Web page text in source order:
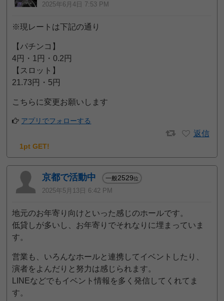
2025年6月4日 7:53 PM
※現レートは下記の通り
【パチンコ】
4円・1円・0.2円
【スロット】
21.73円・5円
こちらに変更お願いします
アプリでフォローする
返信
1pt GET!
京都で活動中 一般2529位
2025年5月13日 6:42 PM
地元のお年寄り向けといった感じのホールです。
低貸しが多いし、お年寄りでそれなりに埋まっていま
す。
営業も、いろんなホールと連携してイベントしたり、
演者をよんだりと努力は感じられます。
LINEなどでもイベント情報を多く発信してくれてま
す。